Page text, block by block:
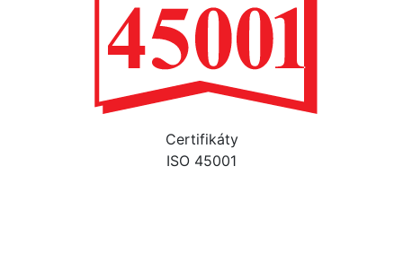
Certifikáty
ISO 45001